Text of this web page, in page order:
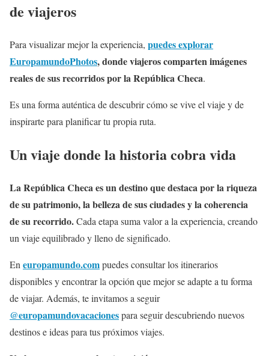
de viajeros
Para visualizar mejor la experiencia, puedes explorar
EuropamundoPhotos, donde viajeros comparten imágenes
reales de sus recorridos por la República Checa.
Es una forma auténtica de descubrir cómo se vive el viaje y de
inspirarte para planificar tu propia ruta.
Un viaje donde la historia cobra vida
La República Checa es un destino que destaca por la riqueza
de su patrimonio, la belleza de sus ciudades y la coherencia
de su recorrido.Cada etapa suma valor a la experiencia, creando
un viaje equilibrado y lleno de significado.
En europamundo.compuedes consultar los itinerarios
disponibles y encontrar la opción que mejor se adapte a tu forma
de viajar. Además, te invitamos a seguir
@europamundovacacionespara seguir descubriendo nuevos
destinos e ideas para tus próximos viajes.